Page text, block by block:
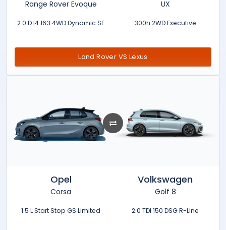
Range Rover Evoque
2.0 D I4 163 4WD Dynamic SE
UX
300h 2WD Executive
Land Rover VS Lexus
Opel
Corsa
1.5 L Start Stop GS Limited
Volkswagen
Golf 8
2.0 TDI 150 DSG R-Line